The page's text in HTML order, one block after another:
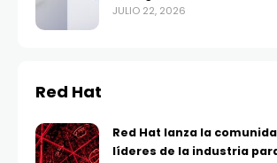
JULIO 22, 2026
Red Hat
Red Hat lanza la
líderes de la industria